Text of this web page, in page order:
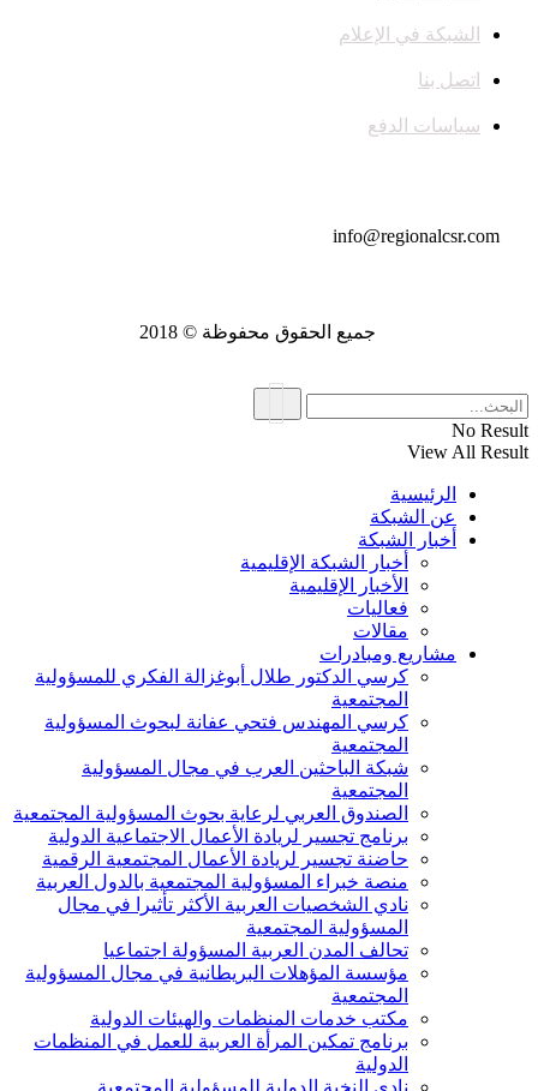
الشبكة في الإعلام
اتصل بنا
سياسات الدفع
جميع الحقوق محفوظة © 2018
No Result
View All Result
الرئيسية
عن الشبكة
أخبار الشبكة
أخبار الشبكة الإقليمية
الأخبار الإقليمية
فعاليات
مقالات
مشاريع ومبادرات
كرسي الدكتور طلال أبوغزالة الفكري للمسؤولية
المجتمعية
كرسي المهندس فتحي عفانة لبحوث المسؤولية
المجتمعية
شبكة الباحثين العرب في مجال المسؤولية
المجتمعية
الصندوق العربي لرعاية بحوث المسؤولية المجتمعية
برنامج تجسير لريادة الأعمال الاجتماعية الدولية
حاضنة تجسير لريادة الأعمال المجتمعية الرقمية
منصة خبراء المسؤولية المجتمعية بالدول العربية
نادي الشخصيات العربية الأكثر تأثيرا في مجال
المسؤولية المجتمعية
تحالف المدن العربية المسؤولة اجتماعيا
مؤسسة المؤهلات البريطانية في مجال المسؤولية
المجتمعية
مكتب خدمات المنظمات والهيئات الدولية
برنامج تمكين المرأة العربية للعمل في المنظمات
الدولية